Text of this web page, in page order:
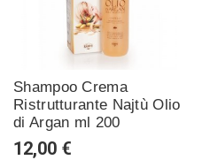
Shampoo Crema
Ristrutturante Najtù Olio
di Argan ml 200
12,00 €